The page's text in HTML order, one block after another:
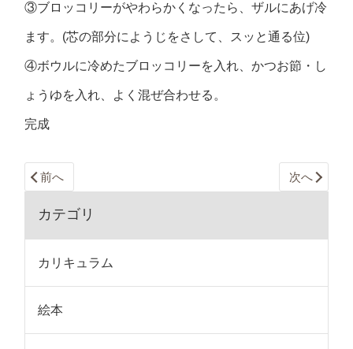
③ブロッコリーがやわらかくなったら、ザルにあげ冷
ます。(芯の部分にようじをさして、スッと通る位)
④ボウルに冷めたブロッコリーを入れ、かつお節・し
ょうゆを入れ、よく混ぜ合わせる。
完成
前へ 次へ
カテゴリ
カリキュラム
絵本